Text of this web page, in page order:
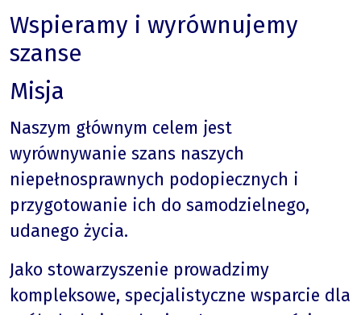
Wspieramy i wyrównujemy
szanse
Misja
Naszym głównym celem jest
wyrównywanie szans naszych
niepełnosprawnych podopiecznych i
przygotowanie ich do samodzielnego,
udanego życia.
Jako stowarzyszenie prowadzimy
kompleksowe, specjalistyczne wsparcie dla